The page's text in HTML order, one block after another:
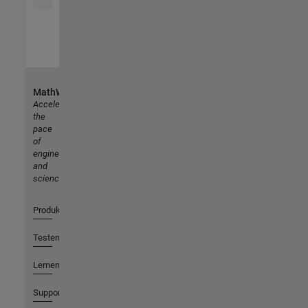
MathWorks
Accelerating
the
pace
of
engineering
and
science
Produkte
Testen oder Kaufen
Lernen
Support